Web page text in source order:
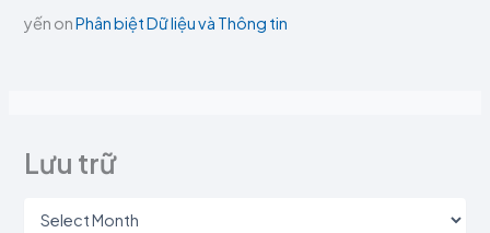
yến onPhân biệt Dữ liệu và Thông tin
Lưu trữ